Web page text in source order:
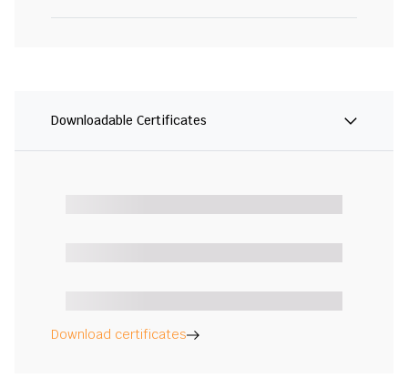
Downloadable Certificates
Download certificates